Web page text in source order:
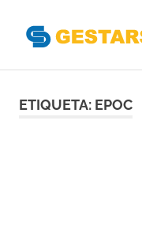
Gestoras
ETIQUETA: EPOC